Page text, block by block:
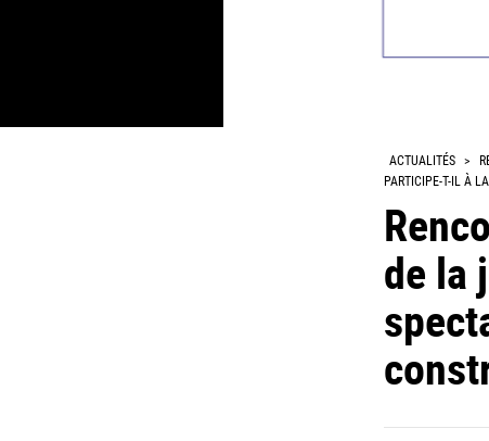
ACTUALITÉS >
PARTICIPE-T-IL À
de la